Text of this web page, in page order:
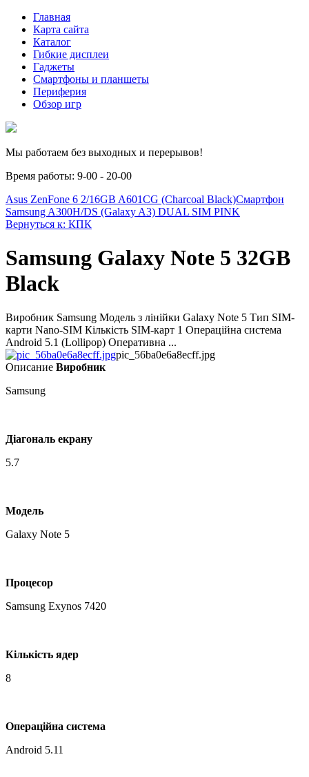
Главная
Карта сайта
Каталог
Гибкие дисплеи
Гаджеты
Смартфоны и планшеты
Периферия
Обзор игр
Мы работаем без выходных и перерывов!
Время работы: 9-00 - 20-00
Asus ZenFone 6 2/16GB A601CG (Charcoal Black)Смартфон
Samsung A300H/DS (Galaxy A3) DUAL SIM PINK
Вернуться к: КПК
Samsung Galaxy Note 5 32GB
Black
Виробник Samsung Модель з лінійки Galaxy Note 5 Тип SIM-
карти Nano-SIM Кількість SIM-карт 1 Операційна система
Android 5.1 (Lollipop) Оперативна ...
pic_56ba0e6a8ecff.jpg
Описание Виробник
Samsung
Діагональ екрану
5.7
Модель
Galaxy Note 5
Процесор
Samsung Exynos 7420
Кількість ядер
8
Операційна система
Android 5.11